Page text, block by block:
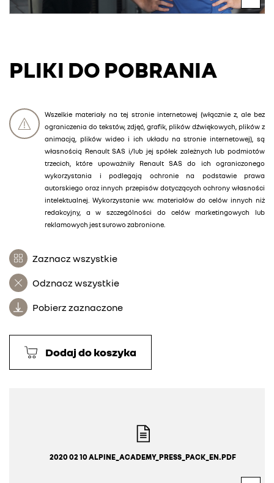
PLIKI DO POBRANIA
Wszelkie materiały na tej stronie internetowej (włącznie z, ale bez
ograniczenia do tekstów, zdjęć, grafik, plików dźwiękowych, plików z
animacją, plików wideo i ich układu na stronie internetowej), są
własnością Renault SAS i/lub jej spółek zależnych lub podmiotów
trzecich, które upoważniły Renault SAS do ich ograniczonego
wykorzystania i podlegają ochronie na podstawie prawa
autorskiego oraz innych przepisów dotyczących ochrony własności
intelektualnej. Wykorzystanie ww. materiałów do celów innych niż
redakcyjny, a w szczególności do celów marketingowych lub
reklamowych jest surowo zabronione.
Zaznacz wszystkie
Odznacz wszystkie
Pobierz zaznaczone
Dodaj do koszyka
2020 02 10 ALPINE_ACADEMY_PRESS_PACK_EN.PDF